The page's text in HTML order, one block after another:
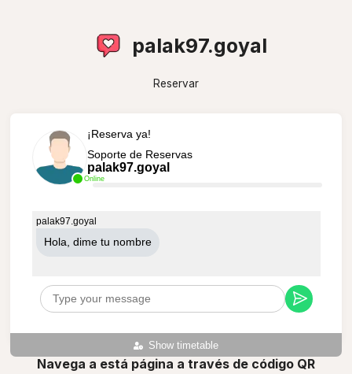
palak97.goyal
Reservar
Online
¡Reserva ya!
Soporte de Reservas
palak97.goyal
Show timetable
palak97.goyal
Hola, dime tu nombre
Navega a está página a través de código QR